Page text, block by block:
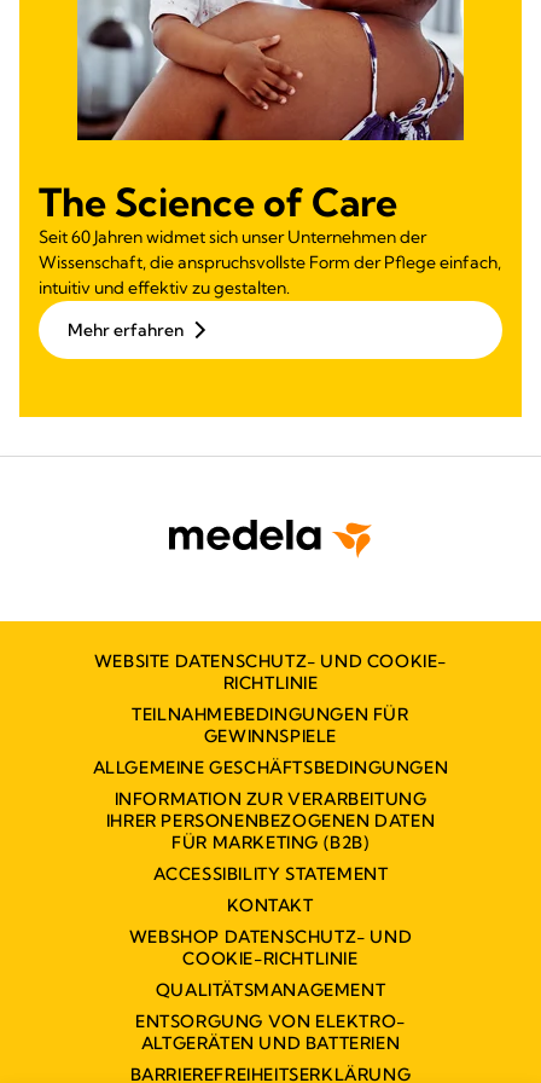
The Science of Care
Seit 60 Jahren widmet sich unser Unternehmen der
Wissenschaft, die anspruchsvollste Form der Pflege einfach,
intuitiv und effektiv zu gestalten.
Mehr erfahren
WEBSITE DATENSCHUTZ- UND COOKIE-
RICHTLINIE
TEILNAHMEBEDINGUNGEN FÜR
GEWINNSPIELE
ALLGEMEINE GESCHÄFTSBEDINGUNGEN
INFORMATION ZUR VERARBEITUNG
IHRER PERSONENBEZOGENEN DATEN
FÜR MARKETING (B2B)
ACCESSIBILITY STATEMENT
KONTAKT
WEBSHOP DATENSCHUTZ- UND
COOKIE-RICHTLINIE
QUALITÄTSMANAGEMENT
ENTSORGUNG VON ELEKTRO-
ALTGERÄTEN UND BATTERIEN
BARRIEREFREIHEITSERKLÄRUNG